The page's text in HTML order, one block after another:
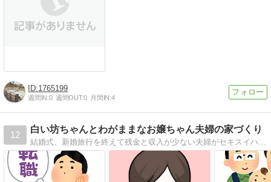
1765199
週間IN:0 週間OUT:0 月間IN:4
12
白い坊ちゃんとわがままなお嬢ちゃん夫婦の家づくり
結婚式、新婚旅行を終えて残金と収入が少ない夫婦がセキスイハイムの家を建てようと挑む記録